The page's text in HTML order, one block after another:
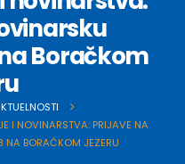
Boračkom
I NOVINARSTVA: PRIJAVE NA
BORAČKOM JEZERU